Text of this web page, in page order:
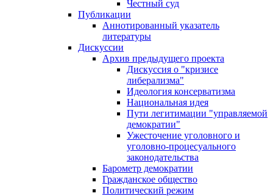
Честный суд
Публикации
Аннотированный указатель
литературы
Дискуссии
Архив предыдущего проекта
Дискуссия о "кризисе
либерализма"
Идеология консерватизма
Национальная идея
Пути легитимации "управляемой
демократии"
Ужесточение уголовного и
уголовно-процесуального
законодательства
Барометр демократии
Гражданское общество
Политический режим